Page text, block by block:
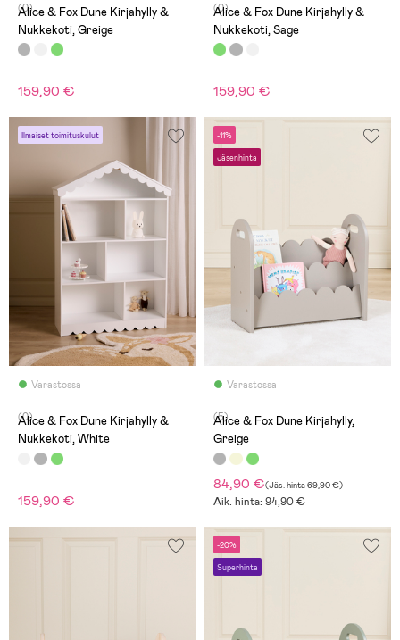
(0)
Alice & Fox Dune Kirjahylly &
Nukkekoti, Greige
159,90 €
(0)
Alice & Fox Dune Kirjahylly &
Nukkekoti, Sage
159,90 €
Ilmaiset toimituskulut
Varastossa
(0)
Alice & Fox Dune Kirjahylly &
Nukkekoti, White
159,90 €
-11%
Jäsenhinta
Varastossa
(5)
Alice & Fox Dune Kirjahylly,
Greige
84,90 €(Jäs. hinta69,90 €)
Aik. hinta: 94,90 €
-20%
Superhinta